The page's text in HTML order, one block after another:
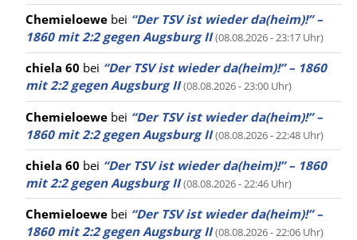
Chemieloewe bei “Der TSV ist wieder da(heim)!” –
1860 mit 2:2 gegen Augsburg II (08.08.2026 - 23:17 Uhr)
chiela 60 bei “Der TSV ist wieder da(heim)!” – 1860
mit 2:2 gegen Augsburg II (08.08.2026 - 23:00 Uhr)
Chemieloewe bei “Der TSV ist wieder da(heim)!” –
1860 mit 2:2 gegen Augsburg II (08.08.2026 - 22:48 Uhr)
chiela 60 bei “Der TSV ist wieder da(heim)!” – 1860
mit 2:2 gegen Augsburg II (08.08.2026 - 22:46 Uhr)
Chemieloewe bei “Der TSV ist wieder da(heim)!” –
1860 mit 2:2 gegen Augsburg II (08.08.2026 - 22:06 Uhr)